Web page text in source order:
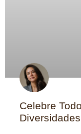
Celebre
Diversidades